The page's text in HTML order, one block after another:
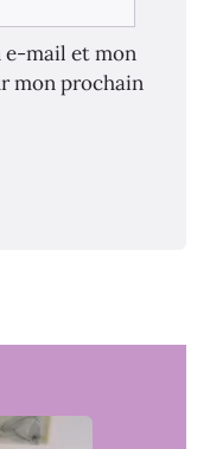
e-mail et mon
mon prochain